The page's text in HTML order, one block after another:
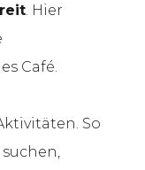
. Hier
Café.
So